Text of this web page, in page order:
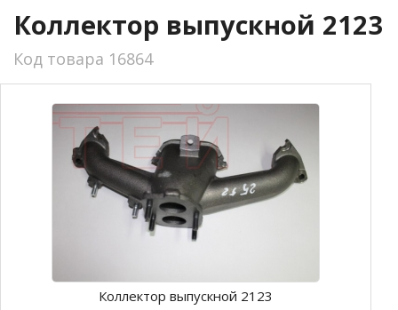
Коллектор выпускной 2123
Код товара 16864
Коллектор выпускной 2123